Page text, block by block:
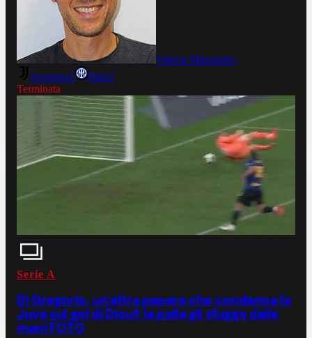
Valerio Minutiello
Juventus1 Inter2
Terminata
Serie A
Di Gregorio, un'altra papera che condanna la
Juve sul gol di Diouf: la palla gli sfugge dalle
mani FOTO